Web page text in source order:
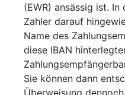
(EWR) ansässig ist.
Zahler darauf
Name des
diese IBAN
Sie können dann
Überweisung